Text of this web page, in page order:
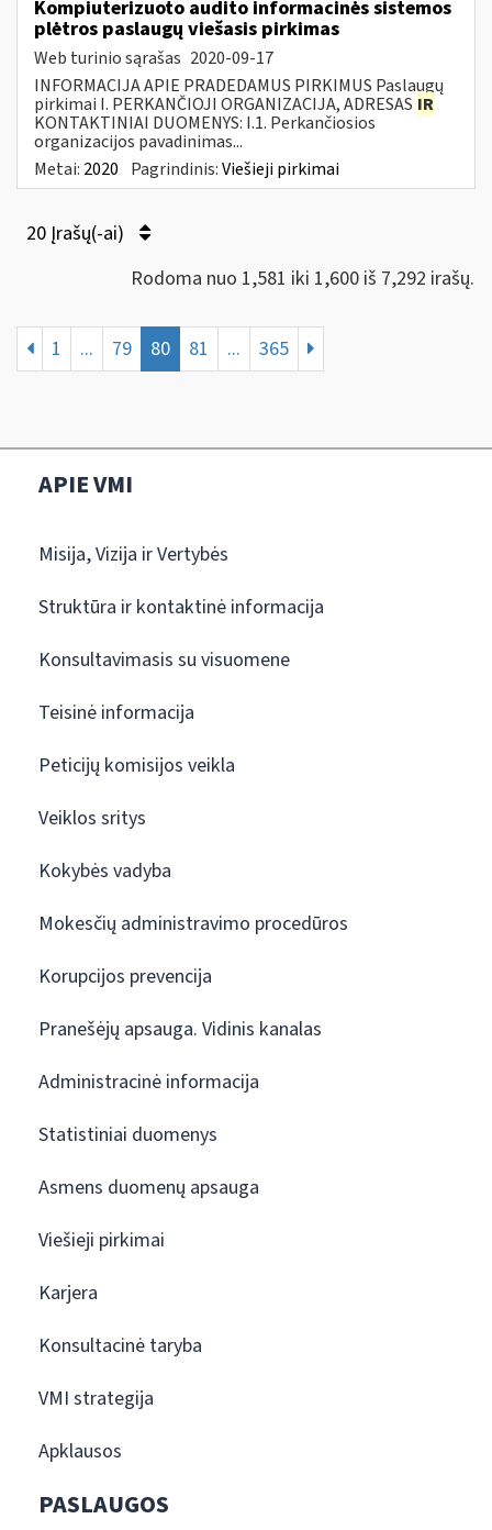
Kompiuterizuoto audito informacinės sistemos
plėtros paslaugų viešasis pirkimas
Web turinio sąrašas 2020-09-17
INFORMACIJA APIE PRADEDAMUS PIRKIMUS Paslaugų
pirkimai I. PERKANČIOJI ORGANIZACIJA, ADRESAS IR
KONTAKTINIAI DUOMENYS: I.1. Perkančiosios
organizacijos pavadinimas...
Metai: 2020 Pagrindinis:Viešieji pirkimai
20 Įrašų(-ai)
Rodoma nuo 1,581 iki 1,600 iš 7,292 irašų.
1 ... 79 80 81 ... 365
APIE VMI
Misija, Vizija ir Vertybės
Struktūra ir kontaktinė informacija
Konsultavimasis su visuomene
Teisinė informacija
Peticijų komisijos veikla
Veiklos sritys
Kokybės vadyba
Mokesčių administravimo procedūros
Korupcijos prevencija
Pranešėjų apsauga. Vidinis kanalas
Administracinė informacija
Statistiniai duomenys
Asmens duomenų apsauga
Viešieji pirkimai
Karjera
Konsultacinė taryba
VMI strategija
Apklausos
PASLAUGOS